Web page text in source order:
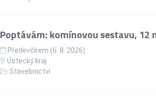
Poptávám: komínovou sestavu, 12
Předevčírem (6. 8. 2026)
Ústecký kraj
Stavebnictví